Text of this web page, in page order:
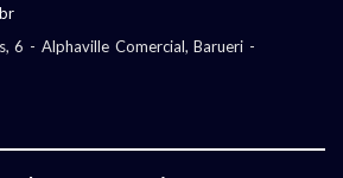
6 - Alphaville Comercial, Barueri -